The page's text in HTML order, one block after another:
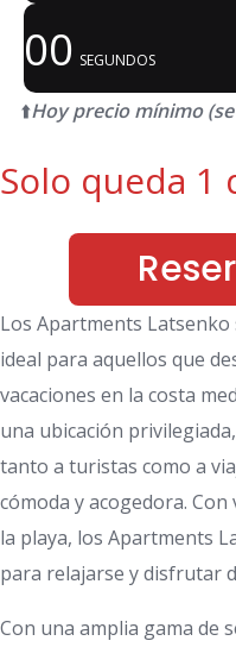
00 SEGUNDOS
⬆️Hoy precio mínimo
Solo queda 1
Los Apartments
ideal para aquellos que
vacaciones en la costa
una ubicación
tanto a turistas como a
cómoda y acogedora.
la playa, los Apartments
para relajarse y disfrutar
Con una amplia gama de